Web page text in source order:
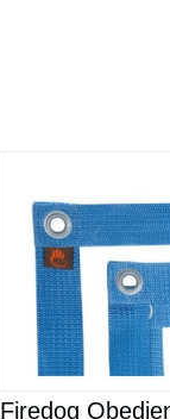
Firedog